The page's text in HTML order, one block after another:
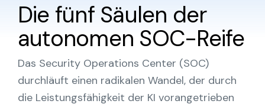
Lösungen
Dienstleistungen
Die fünf Säulen der
autonomen SOC-Reife
Das Security Operations Center (SOC)
durchläuft einen radikalen Wandel, der durch
die Leistungsfähigkeit der KI vorangetrieben